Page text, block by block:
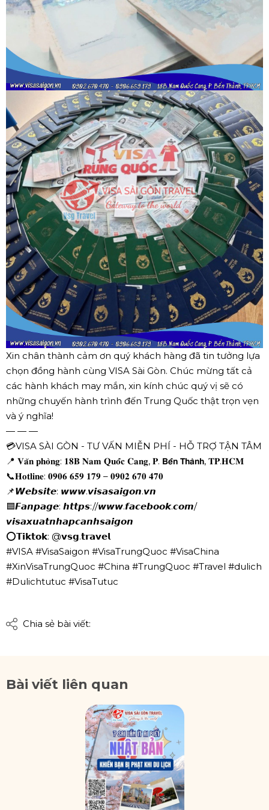
Xin chân thành cảm ơn quý khách hàng đã tin tưởng lựa
chọn đồng hành cùng VISA Sài Gòn. Chúc mừng tất cả
các hành khách may mắn, xin kính chúc quý vị sẽ có
những chuyến hành trình đến Trung Quốc thật trọn vẹn
và ý nghĩa!
— — —
💳VISA SÀI GÒN - TƯ VẤN MIỄN PHÍ - HỖ TRỢ TẬN TÂM
📍 𝐕𝐚̆𝐧 𝐩𝐡𝐨̀𝐧𝐠: 𝟏𝟖𝐁 𝐍𝐚𝐦 𝐐𝐮𝐨̂́𝐜 𝐂𝐚𝐧𝐠, 𝐏. 𝗕𝗲̂́𝗻 𝗧𝗵𝗮̀𝗻𝗵, 𝐓𝐏.𝐇𝐂𝐌
📞𝐇𝐨𝐭𝐥𝐢𝐧𝐞: 𝟎𝟗𝟎𝟔 𝟔𝟓𝟗 𝟏𝟕𝟗 – 𝟎𝟗𝟎𝟐 𝟔𝟕𝟎 𝟒𝟕𝟎
📌𝙒𝙚𝙗𝙨𝙞𝙩𝙚: 𝙬𝙬𝙬.𝙫𝙞𝙨𝙖𝙨𝙖𝙞𝙜𝙤𝙣.𝙫𝙣
🟦𝙁𝙖𝙣𝙥𝙖𝙜𝙚: 𝙝𝙩𝙩𝙥𝙨://𝙬𝙬𝙬.𝙛𝙖𝙘𝙚𝙗𝙤𝙤𝙠.𝙘𝙤𝙢/
𝙫𝙞𝙨𝙖𝙭𝙪𝙖𝙩𝙣𝙝𝙖𝙥𝙘𝙖𝙣𝙝𝙨𝙖𝙞𝙜𝙤𝙣
⭕𝗧𝗶𝗸𝘁𝗼𝗸: @𝘃𝘀𝗴.𝘁𝗿𝗮𝘃𝗲𝗹
#VISA #VisaSaigon #VisaTrungQuoc #VisaChina
#XinVisaTrungQuoc #China #TrungQuoc #Travel #dulich
#Dulichtutuc #VisaTutuc
Chia sẻ bài viết:
Bài viết liên quan